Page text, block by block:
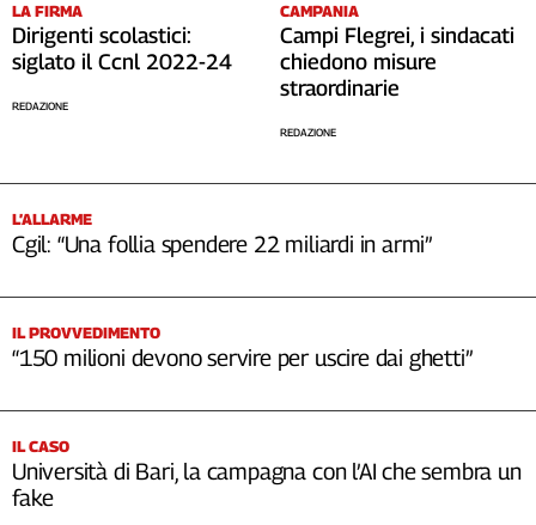
LA FIRMA
Dirigenti scolastici:
siglato il Ccnl 2022-24
REDAZIONE
CAMPANIA
Campi Flegrei, i sindacati
chiedono misure
straordinarie
REDAZIONE
L’ALLARME
Cgil: “Una follia spendere 22 miliardi in armi”
IL PROVVEDIMENTO
“150 milioni devono servire per uscire dai ghetti”
IL CASO
Università di Bari, la campagna con l’AI che sembra un
fake